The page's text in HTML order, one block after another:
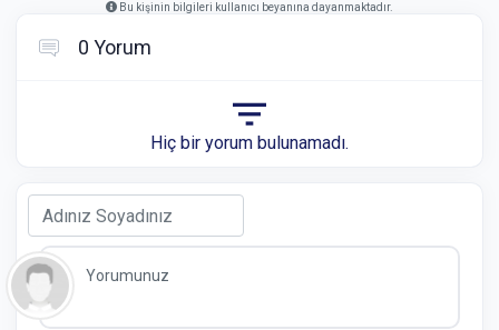
Bu kişinin bilgileri kullanıcı beyanına dayanmaktadır.
0 Yorum
Hiç bir yorum bulunamadı.